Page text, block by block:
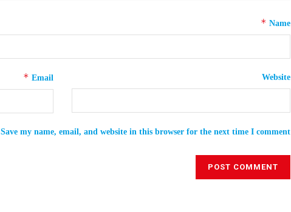
Name
*
Email
* Website
Save my name, email, and website in this browser for the next time I comment.